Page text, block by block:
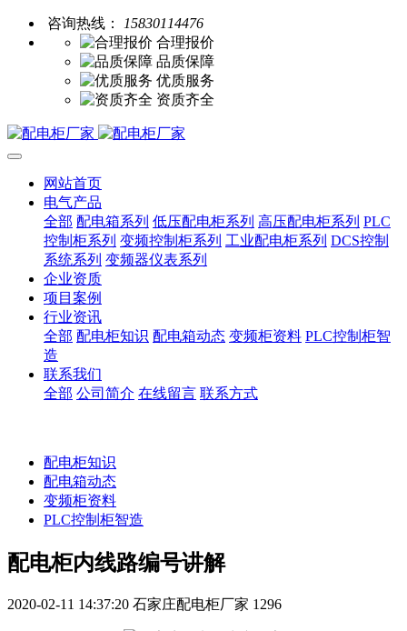
咨询热线：
15830114476
合理报价
品质保障
优质服务
资质齐全
网站首页
电气产品
全部 配电箱系列 低压配电柜系列 高压配电柜系列 PLC
控制柜系列 变频控制柜系列 工业配电柜系列 DCS控制
系统系列 变频器仪表系列
企业资质
项目案例
行业资讯
全部 配电柜知识 配电箱动态 变频柜资料 PLC控制柜智
造
联系我们
全部 公司简介 在线留言 联系方式
配电柜知识
配电箱动态
变频柜资料
PLC控制柜智造
配电柜内线路编号讲解
2020-02-11 14:37:20 石家庄配电柜厂家 1296